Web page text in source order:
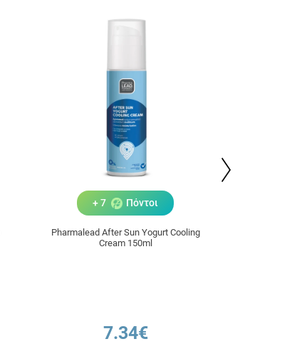
+ 7 Πόντοι
Pharmalead After Sun Yogurt Cooling
Cream 150ml
7.34€